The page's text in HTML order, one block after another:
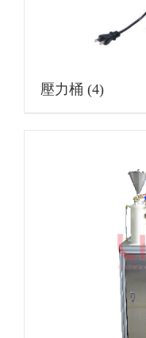
壓力桶 (4)